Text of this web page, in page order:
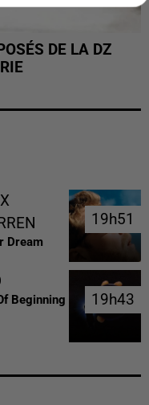
DE LA DZ
Dream
19h51
19h51
Beginning 19h43
19h43